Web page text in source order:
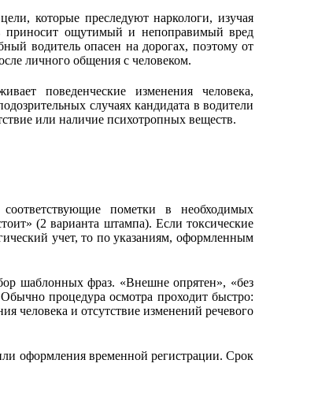
которые преследуют наркологи, изучая
приносит ощутимый и непоправимый вред
водитель опасен на дорогах, поэтому от
личного общения с человеком.
поведенческие изменения человека,
случаях кандидата в водители
или наличие психотропных веществ.
соответствующие пометки в необходимых
(2 варианта штампа). Если токсические
учет, то по указаниям, оформленным
шаблонных фраз. «Внешне опрятен», «без
процедура осмотра проходит быстро:
человека и отсутствие изменений речевого
оформления временной регистрации. Срок